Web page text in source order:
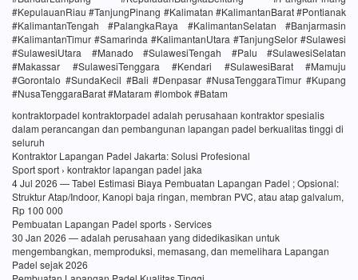
#KepulauanRiau #TanjungPinang #Kalimatan #KalimantanBarat #Pontianak
#KalimantanTengah #PalangkaRaya #KalimantanSelatan #Banjarmasin
#KalimantanTimur #Samarinda #KalimantanUtara #TanjungSelor #Sulawesi
#SulawesiUtara #Manado #SulawesiTengah #Palu #SulawesiSelatan
#Makassar #SulawesiTenggara #Kendari #SulawesiBarat #Mamuju
#Gorontalo #SundaKecil #Bali #Denpasar #NusaTenggaraTimur #Kupang
#NusaTenggaraBarat #Mataram #lombok #Batam
kontraktorpadel kontraktorpadel adalah perusahaan kontraktor spesialis
dalam perancangan dan pembangunan lapangan padel berkualitas tinggi di
seluruh
Kontraktor Lapangan Padel Jakarta: Solusi Profesional
Sport sport › kontraktor lapangan padel jaka
4 Jul 2026 — Tabel Estimasi Biaya Pembuatan Lapangan Padel ; Opsional:
Struktur Atap/Indoor, Kanopi baja ringan, membran PVC, atau atap galvalum,
Rp 100 000
Pembuatan Lapangan Padel sports › Services
30 Jan 2026 — adalah perusahaan yang didedikasikan untuk
mengembangkan, memproduksi, memasang, dan memelihara Lapangan
Padel sejak 2026